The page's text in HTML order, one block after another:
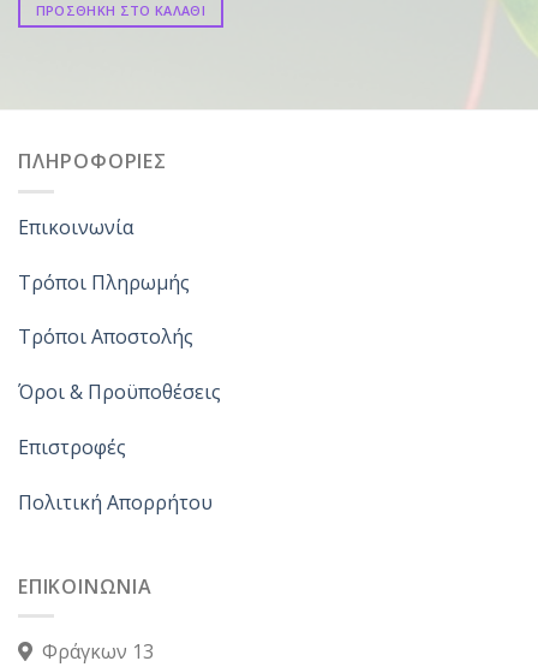
ΠΡΟΣΘΗΚΗ ΣΤΟ ΚΑΛΑΘΙ
ΠΛΗΡΟΦΟΡΙΕΣ
Επικοινωνία
Τρόποι Πληρωμής
Τρόποι Αποστολής
Όροι & Προϋποθέσεις
Επιστροφές
Πολιτική Απορρήτου
ΕΠΙΚΟΙΝΩΝΙΑ
Φράγκων 13